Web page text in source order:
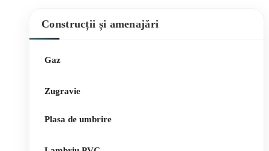
Construcții și amenajări
Gaz
Zugravie
Plasa de umbrire